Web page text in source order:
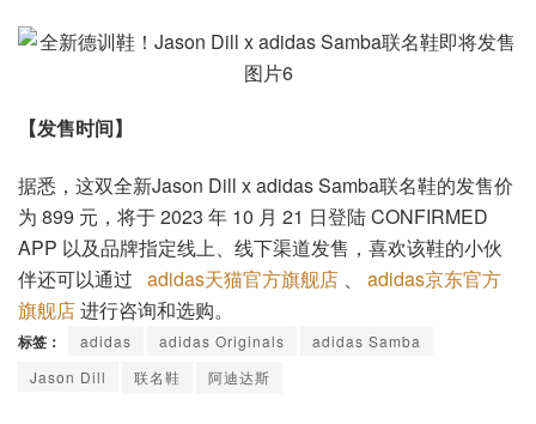
【发售时间】
据悉，这双全新Jason Dill x adidas Samba联名鞋的发售价
为 899 元，将于 2023 年 10 月 21 日登陆 CONFIRMED
APP 以及品牌指定线上、线下渠道发售，喜欢该鞋的小伙
伴还可以通过 adidas天猫官方旗舰店 、 adidas京东官方
旗舰店进行咨询和选购。
标签： adidas adidas Originals
adidas Samba
Jason Dill
联名鞋 阿迪达斯